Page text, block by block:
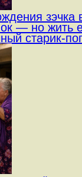
зэчка
— но жить
старик-